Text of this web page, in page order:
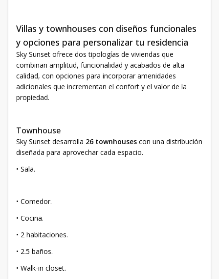
Villas y townhouses con diseños funcionales
y opciones para personalizar tu residencia
Sky Sunset ofrece dos tipologías de viviendas que
combinan amplitud, funcionalidad y acabados de alta
calidad, con opciones para incorporar amenidades
adicionales que incrementan el confort y el valor de la
propiedad.
Townhouse
Sky Sunset desarrolla 26 townhouses con una distribución
diseñada para aprovechar cada espacio.
• Sala.
• Comedor.
• Cocina.
• 2 habitaciones.
• 2.5 baños.
• Walk-in closet.